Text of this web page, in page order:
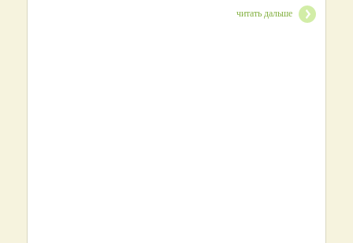
читать дальше